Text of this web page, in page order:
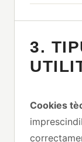
3.
Cookies